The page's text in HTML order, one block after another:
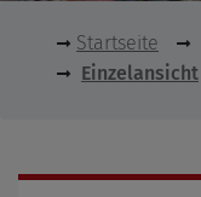
Startseite
Einzelansicht